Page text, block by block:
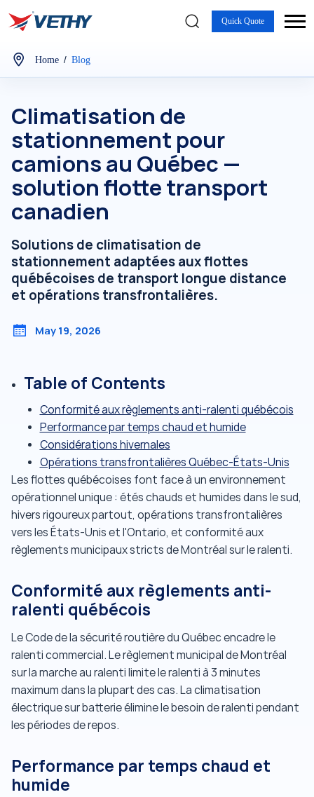
Quick Quote
Home / Blog
Climatisation de
stationnement pour
camions au Québec —
solution flotte transport
canadien
Solutions de climatisation de
stationnement adaptées aux flottes
québécoises de transport longue distance
et opérations transfrontalières.
May 19, 2026
Table of Contents
Conformité aux règlements anti-ralenti québécois
Performance par temps chaud et humide
Considérations hivernales
Opérations transfrontalières Québec-États-Unis
Les flottes québécoises font face à un environnement
opérationnel unique : étés chauds et humides dans le sud,
hivers rigoureux partout, opérations transfrontalières
vers les États-Unis et l'Ontario, et conformité aux
règlements municipaux stricts de Montréal sur le ralenti.
Conformité aux règlements anti-
ralenti québécois
Le Code de la sécurité routière du Québec encadre le
ralenti commercial. Le règlement municipal de Montréal
sur la marche au ralenti limite le ralenti à 3 minutes
maximum dans la plupart des cas. La climatisation
électrique sur batterie élimine le besoin de ralenti pendant
les périodes de repos.
Performance par temps chaud et
humide